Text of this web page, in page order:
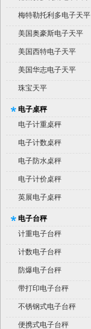
梅特勒托利多电子天平
美国奥豪斯电子天平
美国西特电子天平
美国华志电子天平
珠宝天平
电子桌秤
电子计重桌秤
电子计数桌秤
电子防水桌秤
电子计价桌秤
英展电子桌秤
电子台秤
计重电子台秤
计数电子台秤
防爆电子台秤
带打印电子台秤
不锈钢式电子台秤
便携式电子台秤